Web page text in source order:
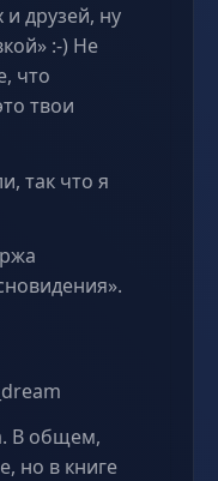
друзей, ну
:-) Не
что
твои
так что я
В общем,
но в книге